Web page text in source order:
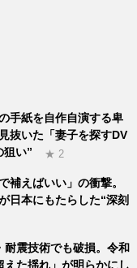
手紙を自作自演する卑
抜いた「妻子を探すDV
狙い”
★ 2
補えばいい」の衝撃。
日本にもたらした“深刻
耐震技術でも破損。令和
た揺れ」が明らかにし